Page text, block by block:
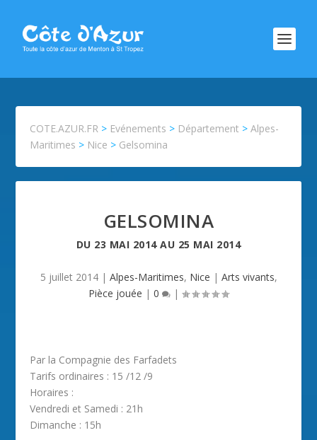
COTE.AZUR.FR > Evénements > Département >Alpes-
Maritimes > Nice > Gelsomina
GELSOMINA
DU 23 MAI 2014AU 25 MAI 2014
5 juillet 2014| Alpes-Maritimes, Nice | Arts vivants,
Pièce jouée | 0 |
Par la Compagnie des Farfadets
Tarifs ordinaires : 15 /12 /9
Horaires :
Vendredi et Samedi : 21h
Dimanche : 15h